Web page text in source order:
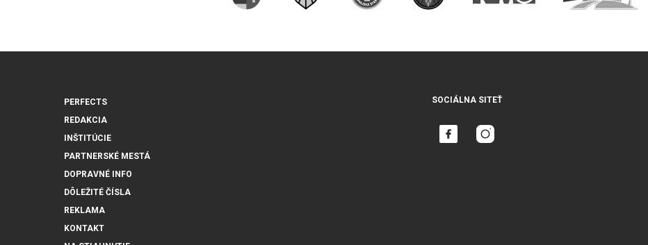
PERFECTS
REDAKCIA
INŠTITÚCIE
PARTNERSKÉ MESTÁ
DOPRAVNÉ INFO
DÔLEŽITÉ ČÍSLA
REKLAMA
KONTAKT
SOCIÁLNA SITEŤ